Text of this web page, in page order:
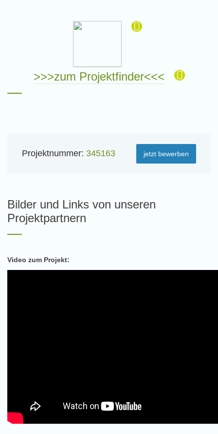
>>>zum Projektfinder<<<
Projektnummer: 345163 jetzt bewerben
Bilder und Links von unseren
Projektpartnern
Video zum Projekt: